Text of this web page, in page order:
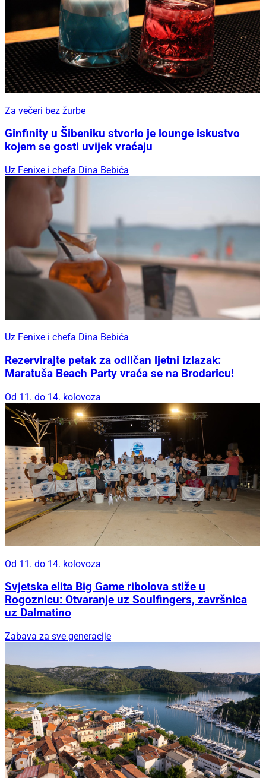
Za večeri bez žurbe
Ginfinity u Šibeniku stvorio je lounge iskustvo
kojem se gosti uvijek vraćaju
Uz Fenixe i chefa Dina Bebića
Uz Fenixe i chefa Dina Bebića
Rezervirajte petak za odličan ljetni izlazak:
Maratuša Beach Party vraća se na Brodaricu!
Od 11. do 14. kolovoza
Od 11. do 14. kolovoza
Svjetska elita Big Game ribolova stiže u
Rogoznicu: Otvaranje uz Soulfingers, završnica
uz Dalmatino
Zabava za sve generacije